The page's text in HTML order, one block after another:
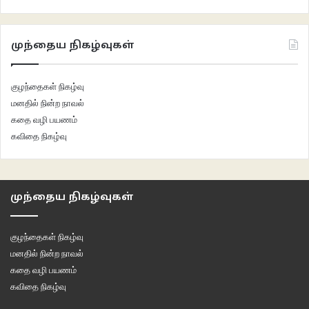
சொத்துக்காக மணமுடித்து வாழ்வை அழித்த கதையையும் பார்த்ததுண்டு.
கொடுத்துவிடவும் பேச்சு இருந்தது.
முந்தைய நிகழ்வுகள்
குழந்தைகள் நிகழ்வு
மனதில் நின்ற நாவல்
கதை வழி பயணம்
கவிதை நிகழ்வு
முந்தைய நிகழ்வுகள்
குழந்தைகள் நிகழ்வு
மனதில் நின்ற நாவல்
கதை வழி பயணம்
கவிதை நிகழ்வு